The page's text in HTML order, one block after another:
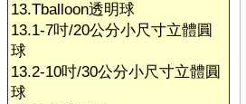
13.Tballoon透明球
13.1-7吋/20公分小尺寸立體圓
球
13.2-10吋/30公分小尺寸立體圓
球